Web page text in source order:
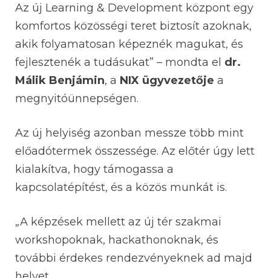
Az új Learning & Development központ egy
komfortos közösségi teret biztosít azoknak,
akik folyamatosan képeznék magukat, és
fejlesztenék a tudásukat” – mondta el dr.
Málik Benjámin, a NIX ügyvezetője a
megnyitóünnepségen.
Az új helyiség azonban messze több mint
előadótermek összessége. Az előtér úgy lett
kialakítva, hogy támogassa a
kapcsolatépítést, és a közös munkát is.
„A képzések mellett az új tér szakmai
workshopoknak, hackathonoknak, és
további érdekes rendezvényeknek ad majd